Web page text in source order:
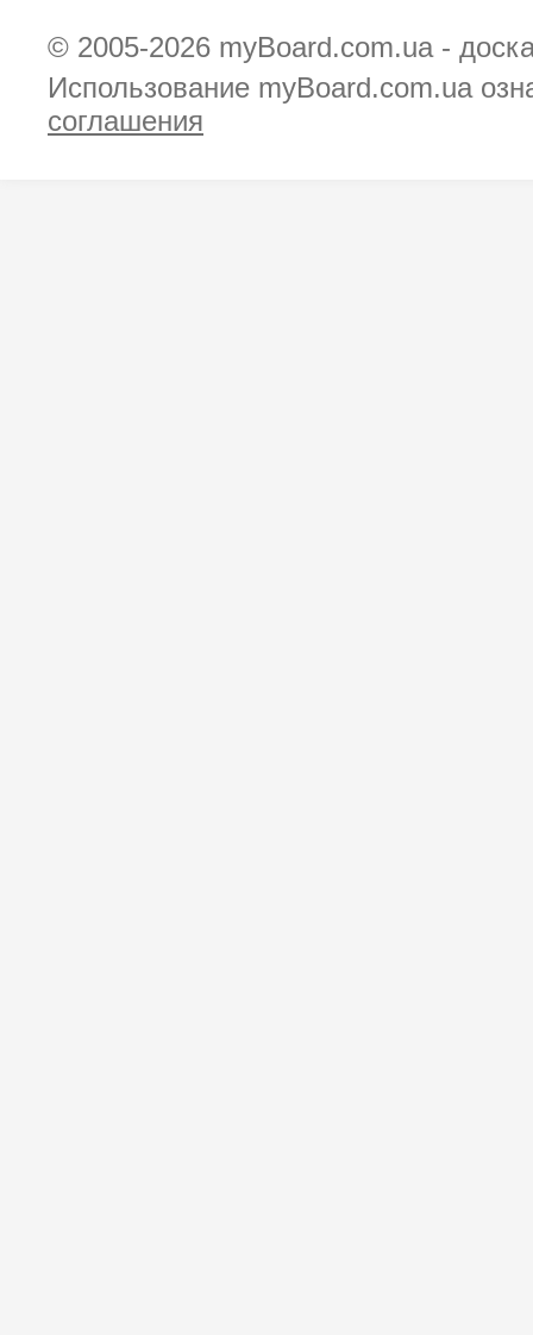
© 2005-2026 myBoard.com.ua -
Использование myBoard.com.ua
соглашения